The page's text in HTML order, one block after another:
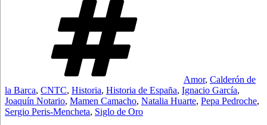
Amor, Calderón de
la Barca, CNTC, Historia, Historia de España, Ignacio García,
Joaquín Notario, Mamen Camacho, Natalia Huarte, Pepa Pedroche,
Sergio Peris-Mencheta, Siglo de Oro